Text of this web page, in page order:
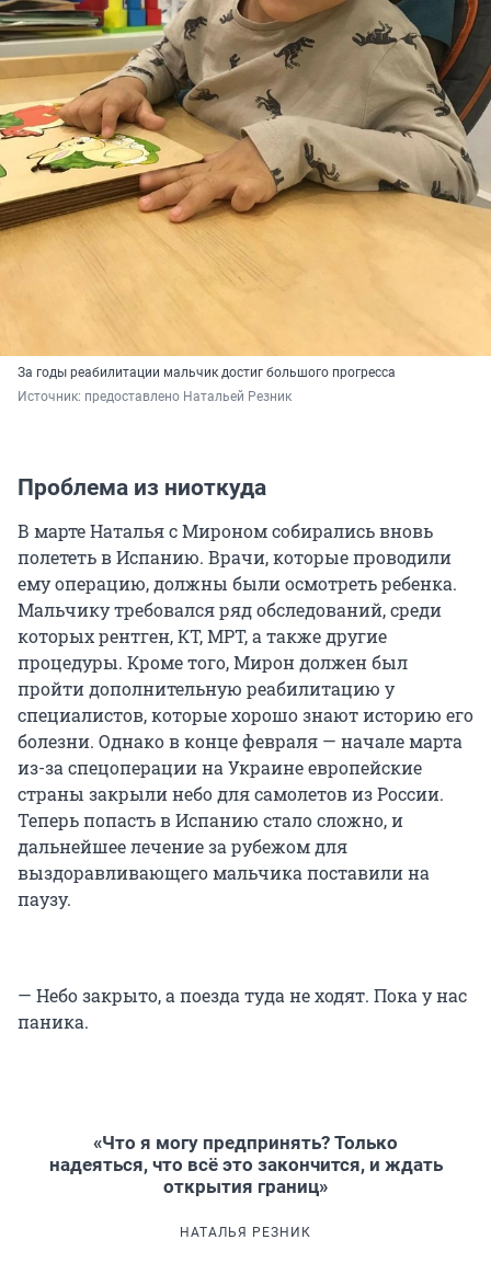
За годы реабилитации мальчик достиг большого прогресса
Источник: предоставлено Натальей Резник
Проблема из ниоткуда
В марте Наталья с Мироном собирались вновь
полететь в Испанию. Врачи, которые проводили
ему операцию, должны были осмотреть ребенка.
Мальчику требовался ряд обследований, среди
которых рентген, КТ, МРТ, а также другие
процедуры. Кроме того, Мирон должен был
пройти дополнительную реабилитацию у
специалистов, которые хорошо знают историю его
болезни. Однако в конце февраля — начале марта
из-за спецоперации на Украине европейские
страны закрыли небо для самолетов из России.
Теперь попасть в Испанию стало сложно, и
дальнейшее лечение за рубежом для
выздоравливающего мальчика поставили на
паузу.
— Небо закрыто, а поезда туда не ходят. Пока у нас
паника.
«Что я могу предпринять? Только
надеяться, что всё это закончится, и ждать
открытия границ»
НАТАЛЬЯ РЕЗНИК